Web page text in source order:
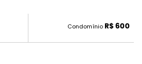
Condomínio R$ 600